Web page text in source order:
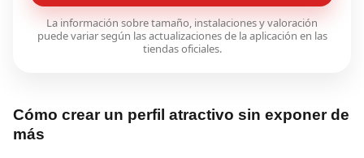
La información sobre tamaño, instalaciones y valoración
puede variar según las actualizaciones de la aplicación en las
tiendas oficiales.
Cómo crear un perfil atractivo sin exponer de
más